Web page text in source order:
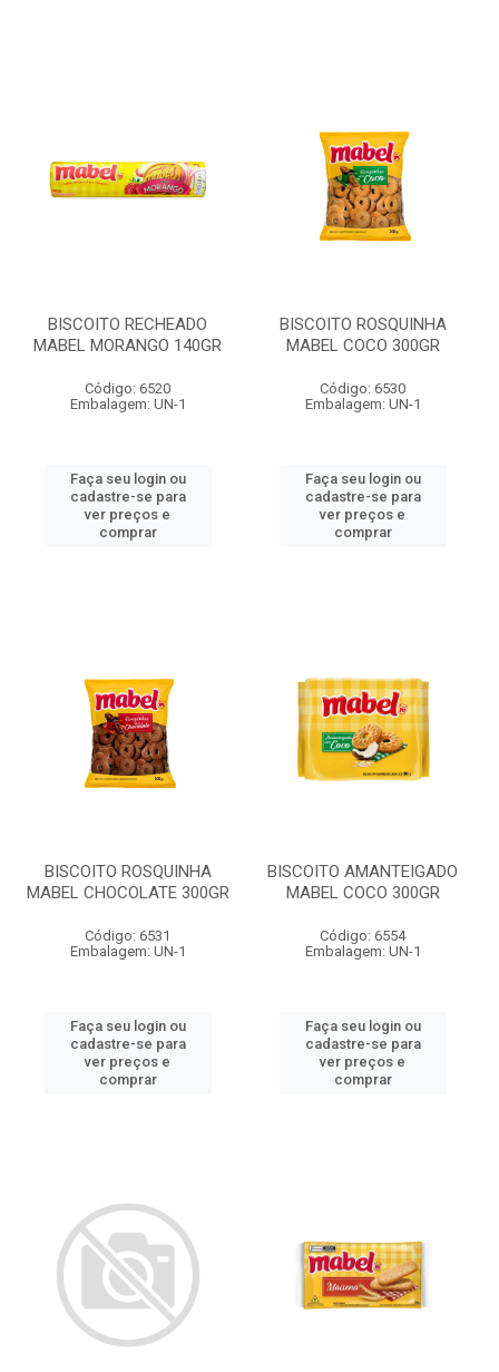
BISCOITO RECHEADO
MABEL MORANGO 140GR
Código: 6520
Embalagem: UN-1
Faça seu login ou
cadastre-se para
ver preços e
comprar
BISCOITO ROSQUINHA
MABEL COCO 300GR
Código: 6530
Embalagem: UN-1
Faça seu login ou
cadastre-se para
ver preços e
comprar
BISCOITO ROSQUINHA
MABEL CHOCOLATE 300GR
Código: 6531
Embalagem: UN-1
Faça seu login ou
cadastre-se para
ver preços e
comprar
BISCOITO AMANTEIGADO
MABEL COCO 300GR
Código: 6554
Embalagem: UN-1
Faça seu login ou
cadastre-se para
ver preços e
comprar